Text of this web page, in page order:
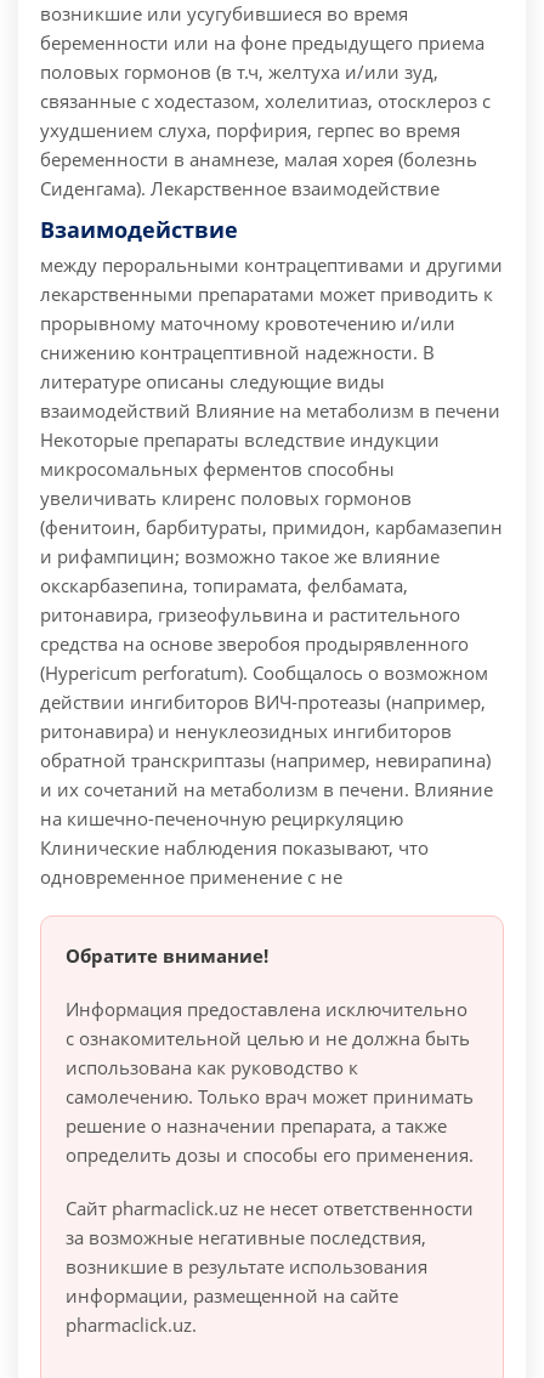
возникшие или усугубившиеся во время
беременности или на фоне предыдущего приема
половых гормонов (в т.ч, желтуха и/или зуд,
связанные с ходестазом, холелитиаз, отосклероз с
ухудшением слуха, порфирия, герпес во время
беременности в анамнезе, малая хорея (болезнь
Сиденгама). Лекарственное взаимодействие
Взаимодействие
между пероральными контрацептивами и другими
лекарственными препаратами может приводить к
прорывному маточному кровотечению и/или
снижению контрацептивной надежности. В
литературе описаны следующие виды
взаимодействий Влияние на метаболизм в печени
Некоторые препараты вследствие индукции
микросомальных ферментов способны
увеличивать клиренс половых гормонов
(фенитоин, барбитураты, примидон, карбамазепин
и рифампицин; возможно такое же влияние
окскарбазепина, топирамата, фелбамата,
ритонавира, гризеофульвина и растительного
средства на основе зверобоя продырявленного
(Hypericum perforatum). Сообщалось о возможном
действии ингибиторов ВИЧ-протеазы (например,
ритонавира) и ненуклеозидных ингибиторов
обратной транскриптазы (например, невирапина)
и их сочетаний на метаболизм в печени. Влияние
на кишечно-печеночную рециркуляцию
Клинические наблюдения показывают, что
одновременное применение с не
Обратите внимание!
Информация предоставлена исключительно
с ознакомительной целью и не должна быть
использована как руководство к
самолечению. Только врач может принимать
решение о назначении препарата, а также
определить дозы и способы его применения.
Сайт pharmaclick.uz не несет ответственности
за возможные негативные последствия,
возникшие в результате использования
информации, размещенной на сайте
pharmaclick.uz.